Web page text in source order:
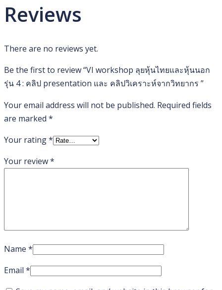
และ
หุ้น
รุ่น
4
คลิป
presentation
และ
วิเคราะห์
จาก
วิทยากร
Reviews
There are no reviews yet.
Be the first to review “VI workshop ลุยหุ้นไทยและหุ้นนอก
รุ่น 4 : คลิป presentation และ คลิปวิเคราะห์จากวิทยากร ”
Your email address will not be published. Required fields
are marked *
Your rating*
Your review*
Name *
Email *